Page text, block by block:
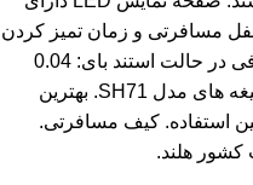
مسافرتی و زمان تمیز کردن
می باشد. دارای پایه شارژ. توان مصرفی در حالت استند بای: 0.04
وات. بیشترین توان مصرفی: 9 وات. تیغه های مدل SH71. بهترین
بعد از اولین استفاده. کیف مسافرتی.
هلند.